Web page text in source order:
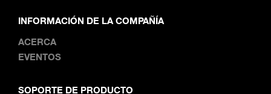
INFORMACIÓN DE LA COMPAÑÍA
ACERCA
EVENTOS
SOPORTE DE PRODUCTO